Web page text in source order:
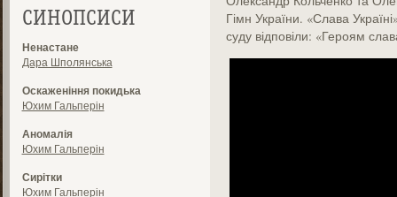
СИНОПСИСИ
Ненастане
Дара Шполянська
Оскаженіння покидька
Юхим Гальперін
Аномалія
Юхим Гальперін
Сирітки
Юхим Гальперін
Гімн України. «Слава
суду відповіли: «Героям